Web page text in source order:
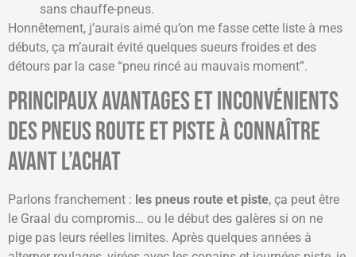
sans chauffe-pneus.
Honnêtement, j’aurais aimé qu’on me fasse cette liste à mes
débuts, ça m’aurait évité quelques sueurs froides et des
détours par la case “pneu rincé au mauvais moment”.
Principaux avantages et inconvénients
des pneus route et piste à connaître
avant l’achat
Parlons franchement : les pneus route et piste, ça peut être
le Graal du compromis… ou le début des galères si on ne
pige pas leurs réelles limites. Après quelques années à